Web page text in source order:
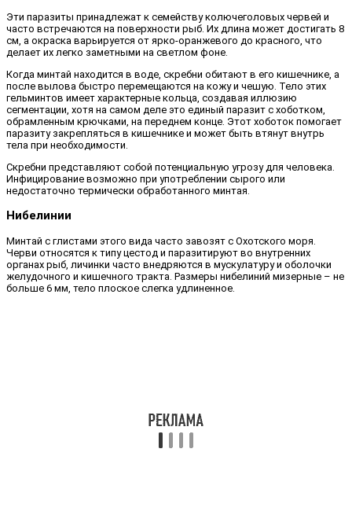
Эти паразиты принадлежат к семейству колючеголовых червей и
часто встречаются на поверхности рыб. Их длина может достигать 8
см, а окраска варьируется от ярко-оранжевого до красного, что
делает их легко заметными на светлом фоне.
Когда минтай находится в воде, скребни обитают в его кишечнике, а
после вылова быстро перемещаются на кожу и чешую. Тело этих
гельминтов имеет характерные кольца, создавая иллюзию
сегментации, хотя на самом деле это единый паразит с хоботком,
обрамленным крючками, на переднем конце. Этот хоботок помогает
паразиту закрепляться в кишечнике и может быть втянут внутрь
тела при необходимости.
Скребни представляют собой потенциальную угрозу для человека.
Инфицирование возможно при употреблении сырого или
недостаточно термически обработанного минтая.
Нибелинии
Минтай с глистами этого вида часто завозят с Охотского моря.
Черви относятся к типу цестод и паразитируют во внутренних
органах рыб, личинки часто внедряются в мускулатуру и оболочки
желудочного и кишечного тракта. Размеры нибелиний мизерные – не
больше 6 мм, тело плоское слегка удлиненное.